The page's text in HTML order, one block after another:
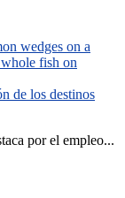
de los destinos
por el empleo...